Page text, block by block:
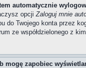
automatycznie
opcjiZaloguj mnie
do Twojego konta przez
ze współdzielonego z
mogę zapobiec